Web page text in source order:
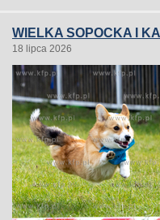
WIELKA SOPOCKA I
18 lipca 2026